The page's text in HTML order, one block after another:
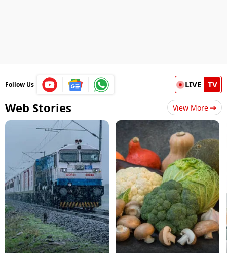
Follow Us LIVE TV
Web Stories View More